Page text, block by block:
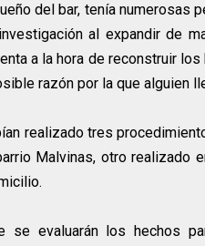
del bar, tenía numerosas
al expandir de
a la hora de reconstruir
razón por la que alguien
realizado tres
Malvinas, otro realizado
se evaluarán los hechos